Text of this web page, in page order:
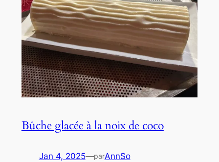
Bûche glacée à la noix de coco
Jan 4, 2025—parAnnSo